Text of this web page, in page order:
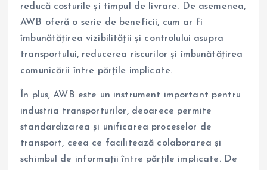
reducă costurile și timpul de livrare. De asemenea,
AWB oferă o serie de beneficii, cum ar fi
îmbunătățirea vizibilității și controlului asupra
transportului, reducerea riscurilor și îmbunătățirea
comunicării între părțile implicate.
În plus, AWB este un instrument important pentru
industria transporturilor, deoarece permite
standardizarea și unificarea proceselor de
transport, ceea ce facilitează colaborarea și
schimbul de informații între părțile implicate. De